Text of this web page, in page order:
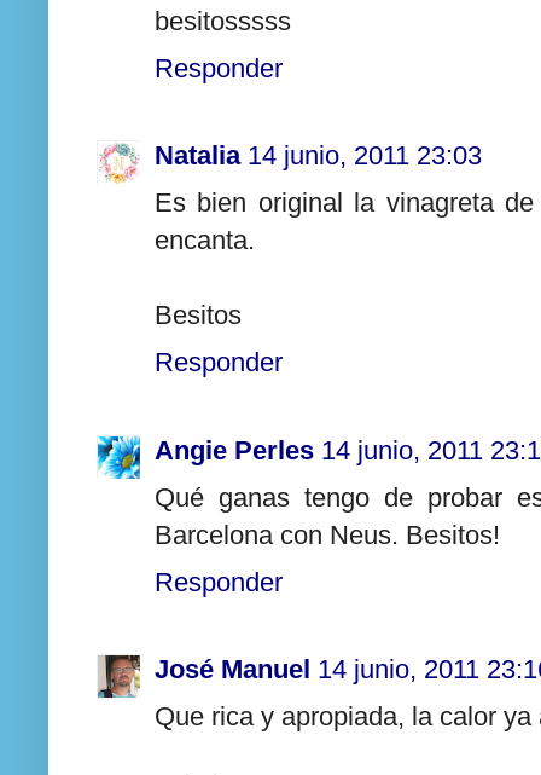
besitosssss
Responder
Natalia 14 junio, 2011 23:03
Es bien original la vinagreta
encanta.
Besitos
Responder
Angie Perles 14 junio, 2011
Qué ganas tengo de probar
Barcelona con Neus. Besitos!
Responder
José Manuel 14 junio, 2011
Que rica y apropiada, la calor ya